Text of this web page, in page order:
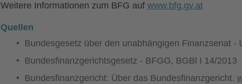
Weitere Informationen zum BFG auf www.bfg.gv.at
Quellen
Bundesgesetz über den unabhängigen Finanzsenat -
Bundesfinanzgerichtsgesetz - BFGG, BGBl I 14/2013
Bundesfinanzgericht: Über das Bundesfinanzgericht.